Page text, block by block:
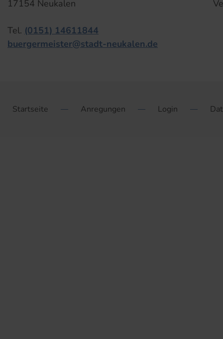
17154 Neukalen
Tel. (0151) 14611844
buergermeister@stadt-neukalen.de
Startseite Anregungen Login